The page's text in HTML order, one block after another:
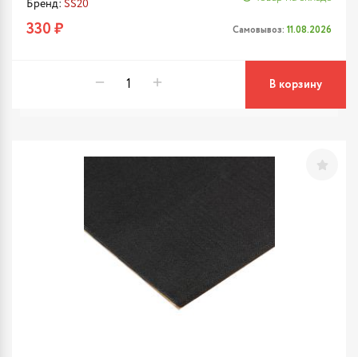
Бренд: SS20
330 ₽ Самовывоз: 11.08.2026
В корзину